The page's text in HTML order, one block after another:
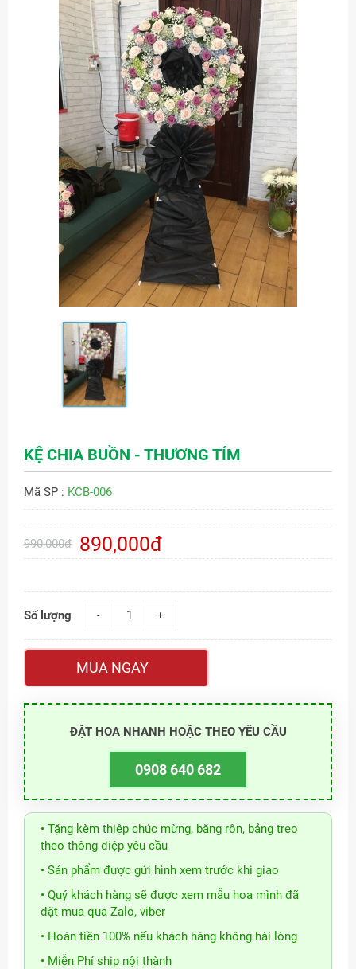
KỆ CHIA BUỒN - THƯƠNG TÍM
Mã SP : KCB-006
990,000đ 890,000đ
Số lượng - +
MUA NGAY
ĐẶT HOA NHANH HOẶC THEO YÊU CẦU
0908 640 682
• Tặng kèm thiệp chúc mừng, băng rôn, bảng treo
theo thông điệp yêu cầu
• Sản phẩm được gửi hình xem trước khi giao
• Quý khách hàng sẽ được xem mẫu hoa mình đã
đặt mua qua Zalo, viber
• Hoàn tiền 100% nếu khách hàng không hài lòng
• Miễn Phí ship nội thành